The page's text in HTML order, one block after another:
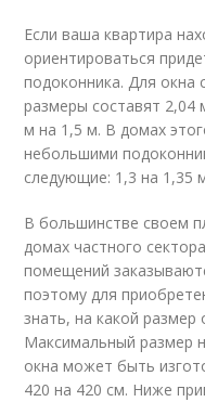
Если ваша квартира
ориентироваться
подоконника. Для окна
размеры составят 2,04
м на 1,5 м. В домах
небольшими
следующие: 1,3 на 1,35
В большинстве своем
домах частного
помещений
поэтому для
знать, на какой размер
Максимальный размер
окна может быть
420 на 420 см. Ниже